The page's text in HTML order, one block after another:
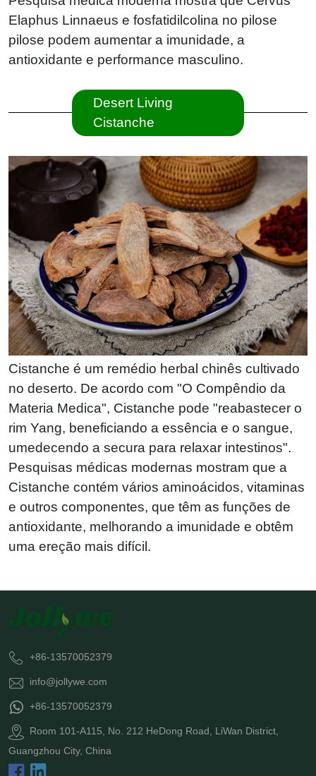
Elaphus Linnaeus e fosfatidilcolina no pilose
pilose podem aumentar a imunidade, a
antioxidante e performance masculino.
Desert Living
Cistanche
Cistanche é um remédio herbal chinês cultivado
no deserto. De acordo com "O Compêndio da
Materia Medica", Cistanche pode "reabastecer o
rim Yang, beneficiando a essência e o sangue,
umedecendo a secura para relaxar intestinos".
Pesquisas médicas modernas mostram que a
Cistanche contém vários aminoácidos, vitaminas
e outros componentes, que têm as funções de
antioxidante, melhorando a imunidade e obtêm
uma ereção mais difícil.
+86-13570052379
info@jollywe.com
+86-13570052379
Room 101-A115, No. 212 HeDong Road, LiWan District,
Guangzhou City, China